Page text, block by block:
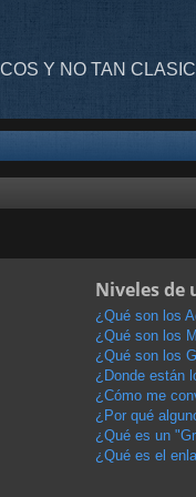
Y NO TAN
Niveles de
¿Qué son los
¿Qué son los
¿Qué son los
¿Donde están
¿Cómo me
¿Por qué
¿Qué es un
¿Qué es el